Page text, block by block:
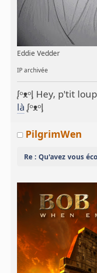
Eddie Vedder
IP archivée
ᶘᵒᴥᵒᶅ Hey, p'tit
là ᶘᵒᴥᵒᶅ
PilgrimWen
Re : Qu'avez vous